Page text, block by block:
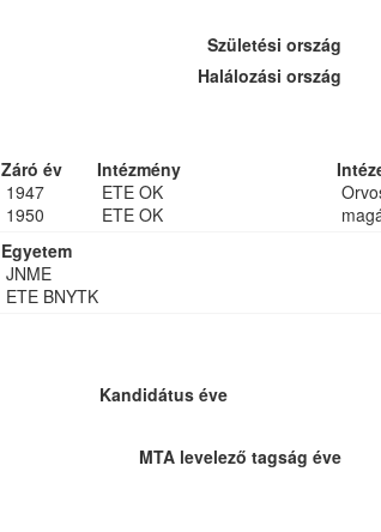
Születési ország
Halálozási ország
Záró év Intézmény
1947 ETE OK
1950 ETE OK
Egyetem
JNME
ETE BNYTK
Kandidátus éve
MTA levelező tagság éve